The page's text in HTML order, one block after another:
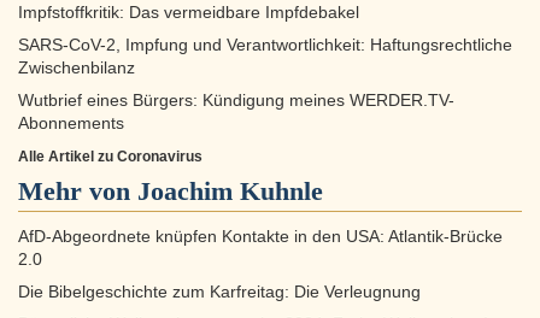
Impfstoffkritik: Das vermeidbare Impfdebakel
SARS-CoV-2, Impfung und Verantwortlichkeit: Haftungsrechtliche
Zwischenbilanz
Wutbrief eines Bürgers: Kündigung meines WERDER.TV-
Abonnements
Alle Artikel zu Coronavirus
Mehr von Joachim Kuhnle
AfD-Abgeordnete knüpfen Kontakte in den USA: Atlantik-Brücke
2.0
Die Bibelgeschichte zum Karfreitag: Die Verleugnung